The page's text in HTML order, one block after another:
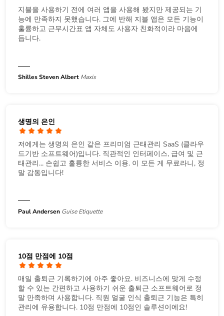
지블을 사용하기 전에 여러 앱을 사용해 봤지만 제공되는 기
능에 만족하지 못했습니다. 그에 반해 지블 앱은 모든 기능이
훌륭하고 근무시간표 앱 자체도 사용자 친화적이라 마음에
듭니다.
Shilles Steven Albert Maxis
생명의 은인
저에게는 생명의 은인 같은 프리미엄 근태관리 SaaS (클라우
드기반 소프트웨어)입니다. 직관적인 인터페이스, 급여 및 근
태관리... 손쉽고 훌륭한 서비스 이용. 이 모든 게 무료라니, 정
말 감동입니다!
Paul Andersen Guise Etiquette
10점 만점에 10점
매일 출퇴근 기록하기에 아주 좋아요. 비즈니스에 맞게 수정
할 수 있는 간편하고 사용하기 쉬운 출퇴근 소프트웨어로 정
말 만족하며 사용합니다. 직원 얼굴 인식 출퇴근 기능은 특히
관리에 유용합니다. 10점 만점에 10점인 솔루션이에요!